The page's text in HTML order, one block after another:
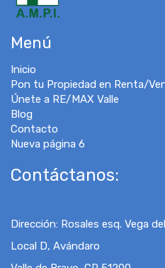
Menú
Inicio
Pon tu Propiedad en Renta/
Únete a RE/MAX Valle
Blog
Contacto
Nueva página 6
Contáctanos:
Dirección: Rosales esq. Vega
Local D, Avándaro